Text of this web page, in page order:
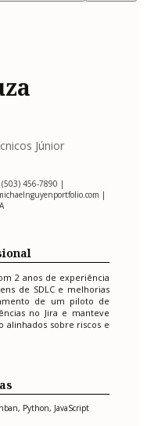
Júnior
(503) 456-7890 |
|
2 anos de experiência
de SDLC e melhorias
de um piloto de
no Jira e manteve
alinhados sobre riscos e
Python, JavaScript